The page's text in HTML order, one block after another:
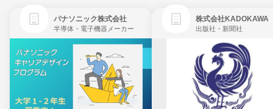
パナソニック株式会社
半導体・電子機器メーカー
株式会社KADOKAWA
出版社・新聞社